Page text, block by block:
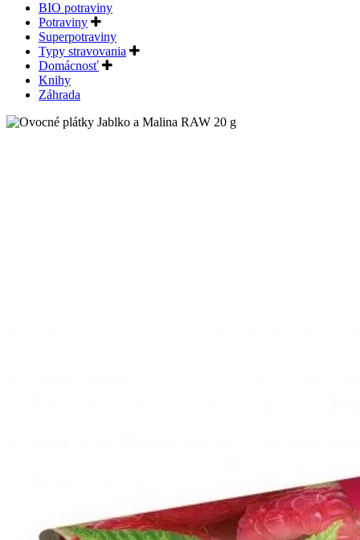
BIO potraviny
Potraviny
Superpotraviny
Typy stravovania
Domácnosť
Knihy
Záhrada